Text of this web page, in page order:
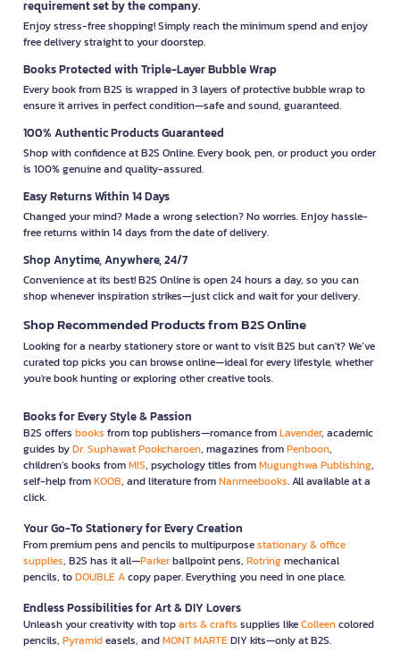
requirement set by the company.
Enjoy stress-free shopping! Simply reach the minimum spend and enjoy
free delivery straight to your doorstep.
Books Protected with Triple-Layer Bubble Wrap
Every book from B2S is wrapped in 3 layers of protective bubble wrap to
ensure it arrives in perfect condition—safe and sound, guaranteed.
100% Authentic Products Guaranteed
Shop with confidence at B2S Online. Every book, pen, or product you order
is 100% genuine and quality-assured.
Easy Returns Within 14 Days
Changed your mind? Made a wrong selection? No worries. Enjoy hassle-
free returns within 14 days from the date of delivery.
Shop Anytime, Anywhere, 24/7
Convenience at its best! B2S Online is open 24 hours a day, so you can
shop whenever inspiration strikes—just click and wait for your delivery.
Shop Recommended Products from B2S Online
Looking for a nearby stationery store or want to visit B2S but can't? We’ve
curated top picks you can browse online—ideal for every lifestyle, whether
you're book hunting or exploring other creative tools.
Books for Every Style & Passion
B2S offers books from top publishers—romance fromLavender, academic
guides byDr. Suphawat Pookcharoen, magazines fromPenboon,
children’s books fromMIS, psychology titles fromMugunghwa Publishing,
self-help fromKOOB, and literature fromNanmeebooks. All available at a
click.
Your Go-To Stationery for Every Creation
From premium pens and pencils to multipurposestationary & office
supplies, B2S has it all—Parkerballpoint pens, Rotringmechanical
pencils, toDOUBLE Acopy paper. Everything you need in one place.
Endless Possibilities for Art & DIY Lovers
Unleash your creativity with toparts & crafts supplies likeColleencolored
pencils, Pyramideasels, andMONT MARTEDIY kits—only at B2S.